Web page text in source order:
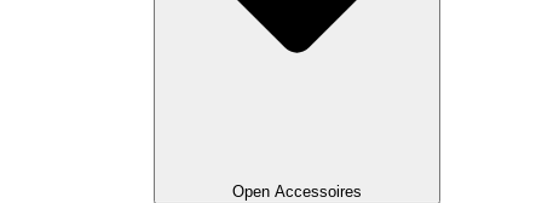
Open Accessoires